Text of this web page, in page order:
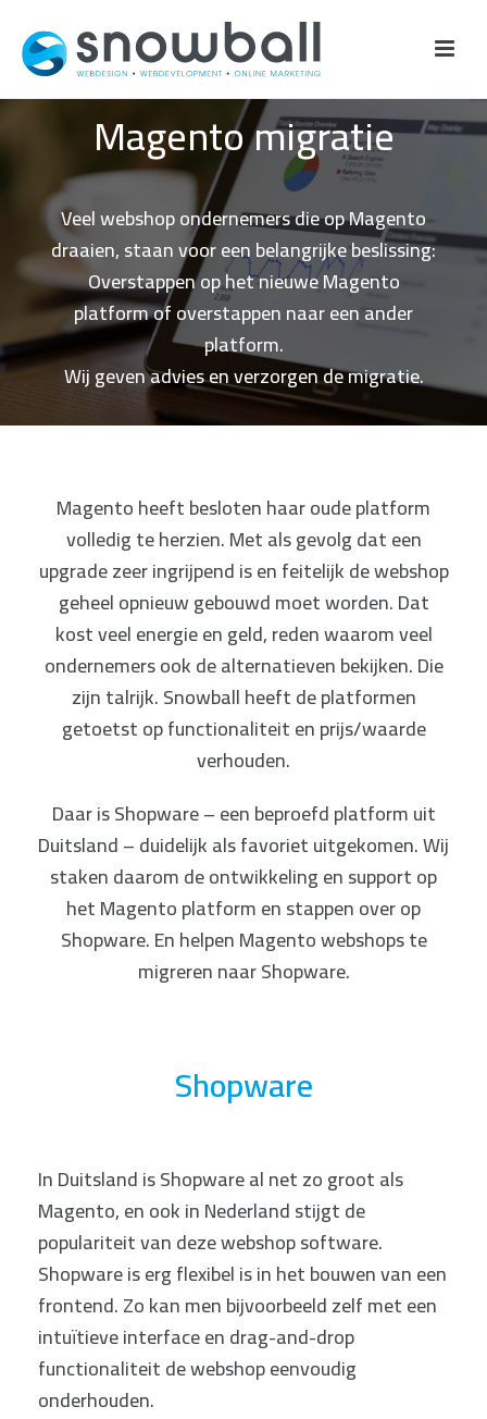
Magento migratie
Veel webshop ondernemers die op Magento
draaien, staan voor een belangrijke beslissing:
Overstappen op het nieuwe Magento
platform of overstappen naar een ander
platform.
Wij geven advies en verzorgen de migratie.
Magento heeft besloten haar oude platform
volledig te herzien. Met als gevolg dat een
upgrade zeer ingrijpend is en feitelijk de webshop
geheel opnieuw gebouwd moet worden. Dat
kost veel energie en geld, reden waarom veel
ondernemers ook de alternatieven bekijken. Die
zijn talrijk. Snowball heeft de platformen
getoetst op functionaliteit en prijs/waarde
verhouden.
Daar is Shopware – een beproefd platform uit
Duitsland – duidelijk als favoriet uitgekomen. Wij
staken daarom de ontwikkeling en support op
het Magento platform en stappen over op
Shopware. En helpen Magento webshops te
migreren naar Shopware.
Shopware
In Duitsland is Shopware al net zo groot als
Magento, en ook in Nederland stijgt de
populariteit van deze webshop software.
Shopware is erg flexibel is in het bouwen van een
frontend. Zo kan men bijvoorbeeld zelf met een
intuïtieve interface en drag-and-drop
functionaliteit de webshop eenvoudig
onderhouden.